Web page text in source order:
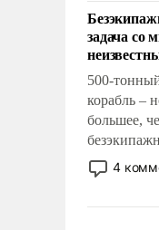
решены раз
нет, не
задача со
500-
корабль –
большее,
стало
сложна и
4